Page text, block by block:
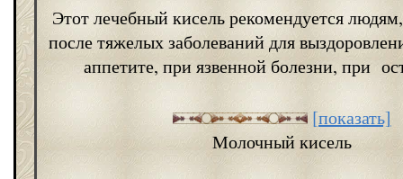
Этот лечебный кисель рекомендуется
после тяжелых заболеваний для
аппетите, при язвенной болезни, при
[показать]
Молочный кисель